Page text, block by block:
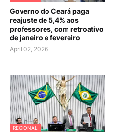
Governo do Ceará paga
reajuste de 5,4% aos
professores, com retroativo
de janeiro e fevereiro
April 02, 2026
REGIONAL